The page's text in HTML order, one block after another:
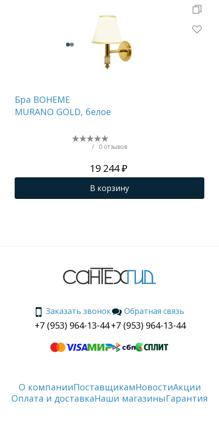
Бра BOHEME
MURANO GOLD, белое
/ 0 отзывов
19 244 ₽
В корзину
Заказать звонок
+7 (953) 964-13-44
Обратная связь
+7 (953) 964-13-44
О компанииПоставщикамНовостиАкции
Оплата и доставкаНаши магазиныГарантия